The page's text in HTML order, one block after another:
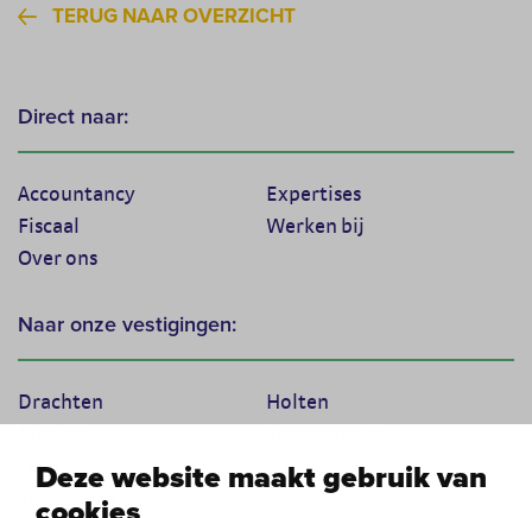
Deze website maakt gebruik van
TERUG NAAR OVERZICHT
Direct naar:
Accountancy
Expertises
Fiscaal
Werken bij
Over ons
Naar onze vestigingen:
Drachten
Holten
Texel
Tiel
Veenendaal